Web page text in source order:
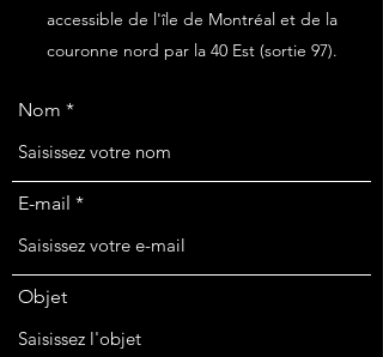
accessible de l'île de Montréal et de la
couronne nord par la 40 Est (sortie 97).
Nom
E-mail
Objet